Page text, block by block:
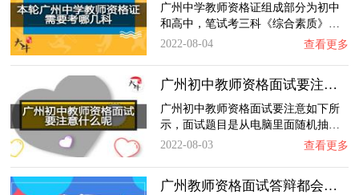
广州中学教师资格证组成部分为初中
和高中，笔试考三科《综合素质》…
2022-08-04
查看更多
广州初中教师资格面试要注意什么呢？
广州初中教师资格面试要注意如下所
示，面试题目是从电脑里面随机抽…
2022-08-03
查看更多
广州教师资格面试答辩都会问些什么？